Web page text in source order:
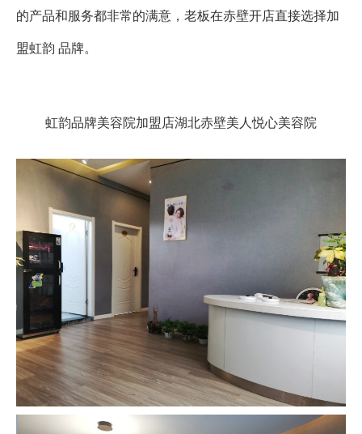
的产品和服务都非常的满意，老板在赤壁开店直接选择加
盟虹韵 品牌。
虹韵品牌美容院加盟店湖北赤壁美人悦心美容院